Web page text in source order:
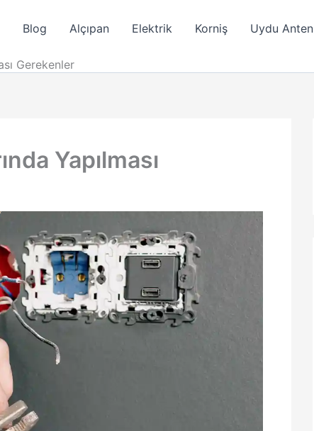
Blog Alçıpan Elektrik Korniş Uydu Anten
Gerekenler
Yapılması